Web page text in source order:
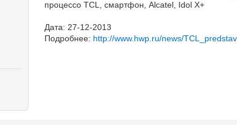
процессо TCL, смартфон, Alcatel, Idol X+
Дата: 27-12-2013
Подробнее: http://www.hwp.ru/news/